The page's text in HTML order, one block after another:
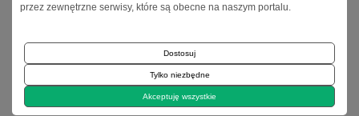
Strona główna
Porady
Cotril Beach 2025 - kosmetyki idealne
na plażę
przez zewnętrzne serwisy, które są obecne na naszym portalu.
Dostosuj
Tylko niezbędne
Akceptuję wszystkie